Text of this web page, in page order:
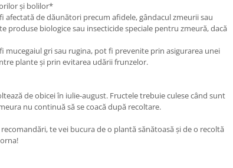
și bolilor*
afectată de dăunători precum afidele, gândacul zmeurii sau
produse biologice sau insecticide speciale pentru zmeură, dacă
mucegaiul gri sau rugina, pot fi prevenite prin asigurarea unei
plante și prin evitarea udării frunzelor.
de obicei în iulie-august. Fructele trebuie culese când sunt
nu continuă să se coacă după recoltare.
te vei bucura de o plantă sănătoasă și de o recoltă